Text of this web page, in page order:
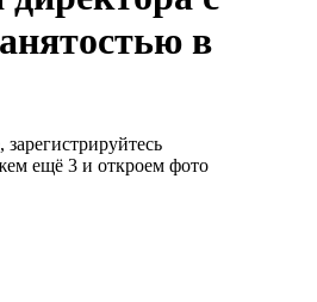
в
ещё 3 и откроем фото